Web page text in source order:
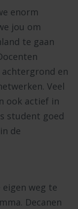
enorm
jou om
te gaan
en
Veel
ook actief in
student goed
de
weg te
Decanen